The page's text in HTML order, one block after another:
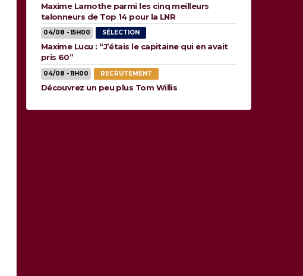
Maxime Lamothe parmi les cinq meilleurs
talonneurs de Top 14 pour la LNR
04/08 - 15H00 SÉLECTION
Maxime Lucu : “J’étais le capitaine qui en avait
pris 60”
04/08 - 11H00 RECRUTEMENT
Découvrez un peu plus Tom Willis